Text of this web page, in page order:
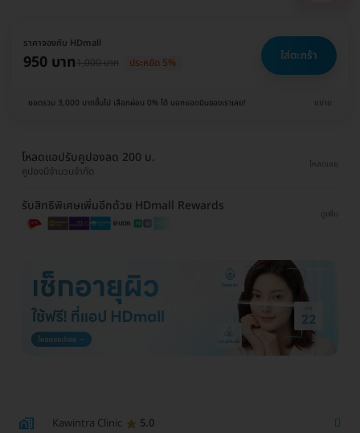
ราคาจองกับ HDmall
950 บาท1,000 บาท ประหยัด 5% ใส่ตะกร้า
ยอดรวม 3,000 บาทขึ้นไป เลือกผ่อน 0% ได้ บอกแอดมินของเราเลย! ขยาย
โหลดแอปรับคูปองลด 200 บ.
คูปองมีจำนวนจำกัด
โหลดเลย
รับสิทธิพิเศษเพิ่มอีกด้วย HDmall Rewards
ดูเพิ่ม
Kawintra Clinic 5.0